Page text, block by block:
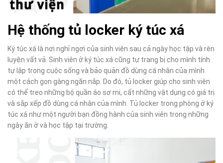
Hệ thống tủ locker ký túc xá
Ký túc xá là nơi nghỉ ngơi của sinh viên sau cả ngày học tập và rèn
luyện vất vả. Sinh viên ở ký túc xá cũng tự trang bị cho mình tính
tự lập trong cuộc sống và bảo quản đồ dùng cá nhân của mình
một cách gọn gàng ngăn nắp. Do đó, tủ locker giúp cho sinh viên
có thể treo những bộ quần áo sơ mi, cất những vật dụng có giá trị
và sắp xếp đồ dùng cá nhân của mình. Tủ locker trong phòng ở ký
túc xá như một người bạn đồng hành của sinh viên trong những
ngày ăn ở và học tập tại trường.